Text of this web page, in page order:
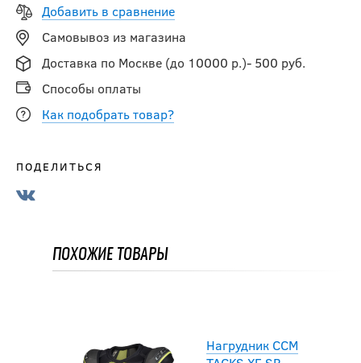
Добавить в сравнение
Самовывоз из магазина
Доставка по Москве (до 10000 р.)- 500 руб.
Способы оплаты
Как подобрать товар?
ПОДЕЛИТЬСЯ
ПОХОЖИЕ ТОВАРЫ
Нагрудник CCM